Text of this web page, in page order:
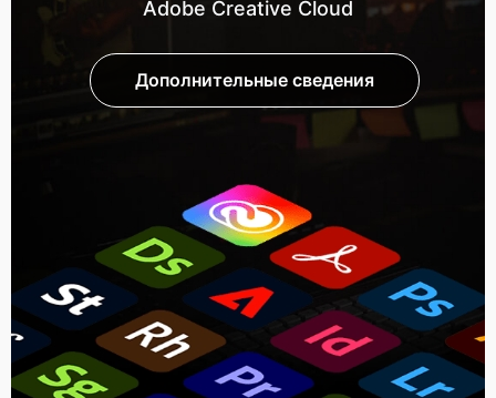
Adobe Creative Cloud
Дополнительные сведения